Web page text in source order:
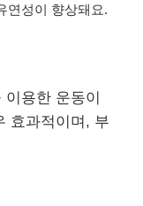
연성이 향상돼요.
용한 운동이
효과적이며, 부